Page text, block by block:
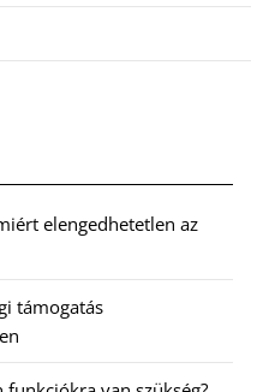
elengedhetetlen az
támogatás